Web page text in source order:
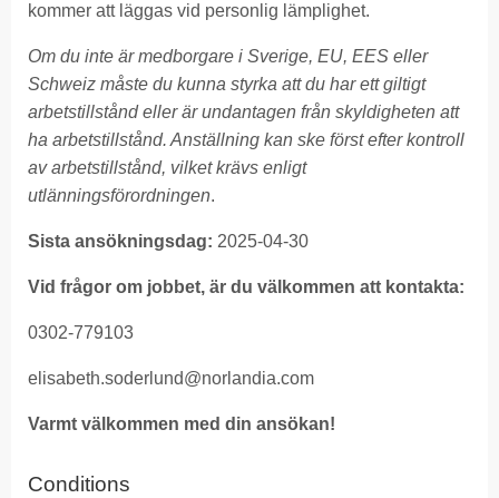
kommer att läggas vid personlig lämplighet.
Om du inte är medborgare i Sverige, EU, EES eller
Schweiz måste du kunna styrka att du har ett giltigt
arbetstillstånd eller är undantagen från skyldigheten att
ha arbetstillstånd. Anställning kan ske först efter kontroll
av arbetstillstånd, vilket krävs enligt
utlänningsförordningen.
Sista ansökningsdag: 2025-04-30
Vid frågor om jobbet, är du välkommen att kontakta:
0302-779103
elisabeth.soderlund@norlandia.com
Varmt välkommen med din ansökan!
Conditions